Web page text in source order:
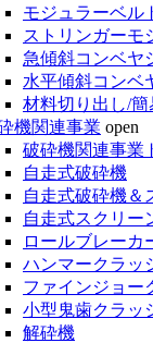
モジュラーベル
ストリンガーモ
急傾斜コンベヤ
水平傾斜コンベ
材料切り出し/
機関連事業 open
破砕機関連事業
自走式破砕機
自走式破砕機＆
自走式スクリー
ロールブレーカ
ハンマークラッ
ファインジョー
小型鬼歯クラッ
解砕機